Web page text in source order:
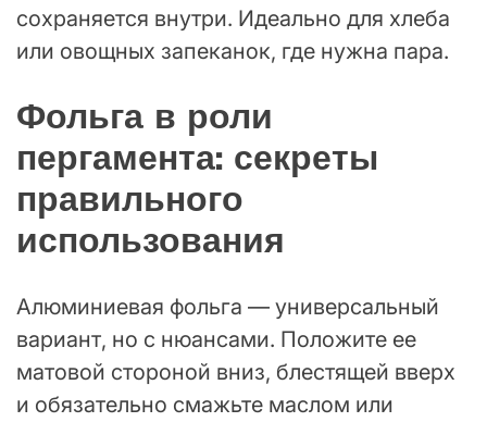
сохраняется внутри. Идеально для хлеба
или овощных запеканок, где нужна пара.
Фольга в роли
пергамента: секреты
правильного
использования
Алюминиевая фольга — универсальный
вариант, но с нюансами. Положите ее
матовой стороной вниз, блестящей вверх
и обязательно смажьте маслом или